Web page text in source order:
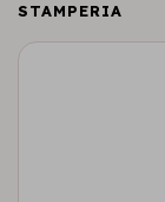
STAMPERIA